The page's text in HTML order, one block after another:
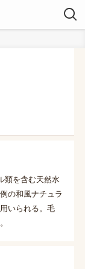
類を含む天然水
の和風ナチュラ
いられる。毛